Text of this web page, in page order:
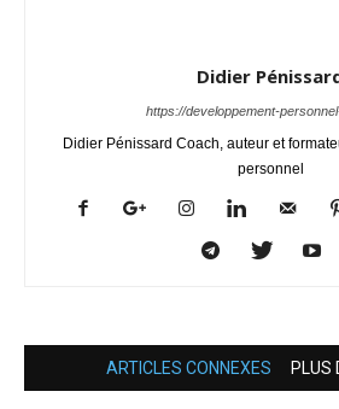
Didier
https://developpement-
Didier Pénissard Coach, auteur et
personnel
ARTICLES CONNEXES PLUS